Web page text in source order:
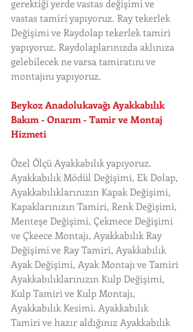
gerektiği yerde vastas değişimi ve
vastas tamiri yapıyoruz. Ray tekerlek
Değişimi ve Raydolap tekerlek tamiri
yapıyoruz. Raydolaplarınızda aklınıza
gelebilecek ne varsa tamiratını ve
montajını yapıyoruz.
Beykoz Anadolukavağı Ayakkabılık
Bakım - Onarım - Tamir ve Montaj
Hizmeti
Özel Ölçü Ayakkabılık yapıyoruz.
Ayakkabılık Mödül Değişimi, Ek Dolap,
Ayakkabılıklarınızın Kapak Değişimi,
Kapaklarınızın Tamiri, Renk Değişimi,
Menteşe Değişimi, Çekmece Değişimi
ve Çkeece Montajı, Ayakkabılık Ray
Değişimi ve Ray Tamiri, Ayakkabılık
Ayak Değişimi, Ayak Montajı ve Tamiri
Ayakkabılıklarınızın Kulp Değişimi,
Kulp Tamiri ve Kulp Montajı,
Ayakkabılık Kesimi. Ayakkabılık
Tamiri ve hazır aldığınız Ayakkabılık